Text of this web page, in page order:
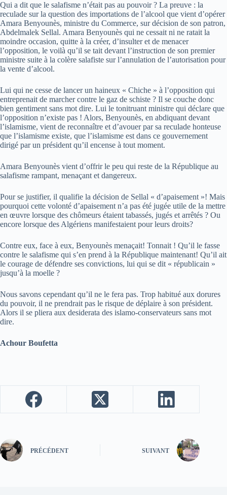
Qui a dit que le salafisme n’était pas au pouvoir ? La preuve : la
reculade sur la question des importations de l’alcool que vient d’opérer
Amara Benyounès, ministre du Commerce, sur décision de son patron,
Abdelmalek Sellal. Amara Benyounès qui ne cessait ni ne ratait la
moindre occasion, quitte à la créer, d’insulter et de menacer
l’opposition, le voilà qu’il se tait devant l’instruction de son premier
ministre suite à la colère salafiste sur l’annulation de l’autorisation pour
la vente d’alcool.
Lui qui ne cesse de lancer un haineux « Chiche » à l’opposition qui
entreprenait de marcher contre le gaz de schiste ? Il se couche donc
bien gentiment sans mot dire. Lui le tonitruant ministre qui déclare que
l’opposition n’existe pas ! Alors, Benyounès, en abdiquant devant
l’islamisme, vient de reconnaître et d’avouer par sa reculade honteuse
que l’islamisme existe, que l’islamisme est dans ce gouvernement
dirigé par un président qu’il encense à tout moment.
Amara Benyounès vient d’offrir le peu qui reste de la République au
salafisme rampant, menaçant et dangereux.
Pour se justifier, il qualifie la décision de Sellal « d’apaisement »! Mais
pourquoi cette volonté d’apaisement n’a pas été jugée utile de la mettre
en œuvre lorsque des chômeurs étaient tabassés, jugés et arrêtés ? Ou
encore lorsque des Algériens manifestaient pour leurs droits?
Contre eux, face à eux, Benyounès menaçait! Tonnait ! Qu’il le fasse
contre le salafisme qui s’en prend à la République maintenant! Qu’il ait
le courage de défendre ses convictions, lui qui se dit « républicain »
jusqu’à la moelle ?
Nous savons cependant qu’il ne le fera pas. Trop habitué aux dorures
du pouvoir, il ne prendrait pas le risque de déplaire à son président.
Alors il se pliera aux desiderata des islamo-conservateurs sans mot
dire.
Achour Boufetta
PRÉCÉDENT SUIVANT